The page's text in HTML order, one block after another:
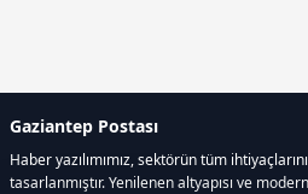
Gaziantep Postası
Haber yazılımımız, sektörün tüm
tasarlanmıştır. Yenilenen altyapısı ve